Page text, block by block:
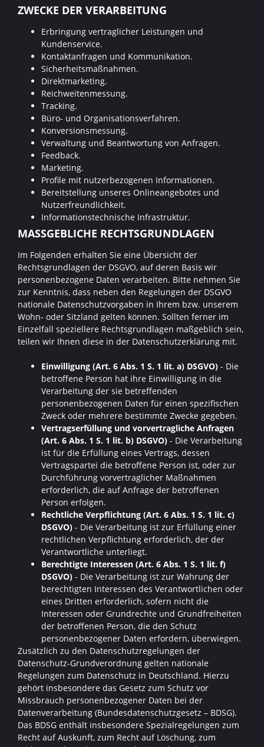
ZWECKE DER VERARBEITUNG
Erbringung vertraglicher Leistungen und
Kundenservice.
Kontaktanfragen und Kommunikation.
Sicherheitsmaßnahmen.
Direktmarketing.
Reichweitenmessung.
Tracking.
Büro- und Organisationsverfahren.
Konversionsmessung.
Verwaltung und Beantwortung von Anfragen.
Feedback.
Marketing.
Profile mit nutzerbezogenen Informationen.
Bereitstellung unseres Onlineangebotes und
Nutzerfreundlichkeit.
Informationstechnische Infrastruktur.
MASSGEBLICHE RECHTSGRUNDLAGEN
Im Folgenden erhalten Sie eine Übersicht der
Rechtsgrundlagen der DSGVO, auf deren Basis wir
personenbezogene Daten verarbeiten. Bitte nehmen Sie
zur Kenntnis, dass neben den Regelungen der DSGVO
nationale Datenschutzvorgaben in Ihrem bzw. unserem
Wohn- oder Sitzland gelten können. Sollten ferner im
Einzelfall speziellere Rechtsgrundlagen maßgeblich sein,
teilen wir Ihnen diese in der Datenschutzerklärung mit.
Einwilligung (Art. 6 Abs. 1 S. 1 lit. a) DSGVO) - Die
betroffene Person hat ihre Einwilligung in die
Verarbeitung der sie betreffenden
personenbezogenen Daten für einen spezifischen
Zweck oder mehrere bestimmte Zwecke gegeben.
Vertragserfüllung und vorvertragliche Anfragen
(Art. 6 Abs. 1 S. 1 lit. b) DSGVO) - Die Verarbeitung
ist für die Erfüllung eines Vertrags, dessen
Vertragspartei die betroffene Person ist, oder zur
Durchführung vorvertraglicher Maßnahmen
erforderlich, die auf Anfrage der betroffenen
Person erfolgen.
Rechtliche Verpflichtung (Art. 6 Abs. 1 S. 1 lit. c)
DSGVO) - Die Verarbeitung ist zur Erfüllung einer
rechtlichen Verpflichtung erforderlich, der der
Verantwortliche unterliegt.
Berechtigte Interessen (Art. 6 Abs. 1 S. 1 lit. f)
DSGVO) - Die Verarbeitung ist zur Wahrung der
berechtigten Interessen des Verantwortlichen oder
eines Dritten erforderlich, sofern nicht die
Interessen oder Grundrechte und Grundfreiheiten
der betroffenen Person, die den Schutz
personenbezogener Daten erfordern, überwiegen.
Zusätzlich zu den Datenschutzregelungen der
Datenschutz-Grundverordnung gelten nationale
Regelungen zum Datenschutz in Deutschland. Hierzu
gehört insbesondere das Gesetz zum Schutz vor
Missbrauch personenbezogener Daten bei der
Datenverarbeitung (Bundesdatenschutzgesetz – BDSG).
Das BDSG enthält insbesondere Spezialregelungen zum
Recht auf Auskunft, zum Recht auf Löschung, zum